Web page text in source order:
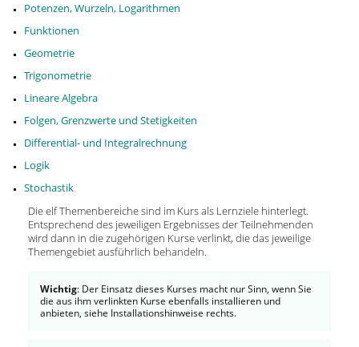
Potenzen, Wurzeln, Logarithmen
Funktionen
Geometrie
Trigonometrie
Lineare Algebra
Folgen, Grenzwerte und Stetigkeiten
Differential- und Integralrechnung
Logik
Stochastik
Die elf Themenbereiche sind im Kurs als Lernziele hinterlegt.
Entsprechend des jeweiligen Ergebnisses der Teilnehmenden
wird dann in die zugehörigen Kurse verlinkt, die das jeweilige
Themengebiet ausführlich behandeln.
Wichtig: Der Einsatz dieses Kurses macht nur Sinn, wenn Sie
die aus ihm verlinkten Kurse ebenfalls installieren und
anbieten, siehe Installationshinweise rechts.